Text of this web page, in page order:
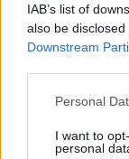
IAB’s list of
also be
Downstream
Please note that
not limited to
grant or deny
Personal
I want to
personal
Sigue